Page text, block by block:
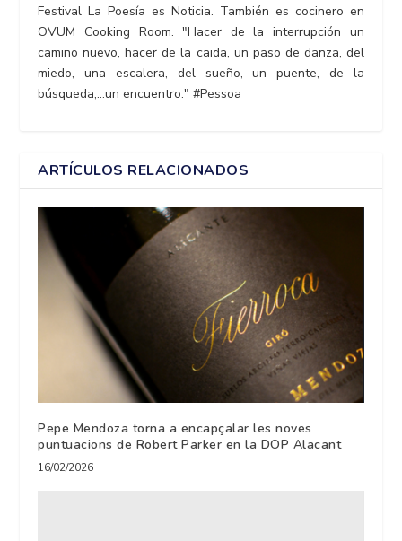
Festival La Poesía es Noticia. También es cocinero en
OVUM Cooking Room. "Hacer de la interrupción un
camino nuevo, hacer de la caida, un paso de danza, del
miedo, una escalera, del sueño, un puente, de la
búsqueda,...un encuentro." #Pessoa
ARTÍCULOS RELACIONADOS
Pepe Mendoza torna a encapçalar les noves
puntuacions de Robert Parker en la DOP Alacant
16/02/2026